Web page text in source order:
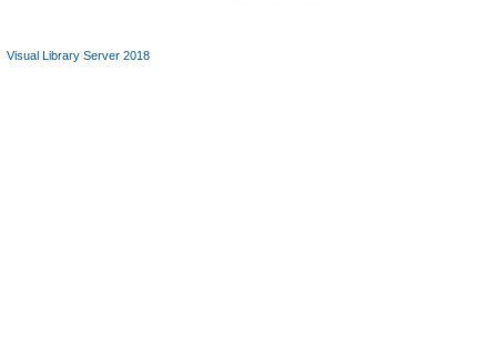
Visual Library Server 2018